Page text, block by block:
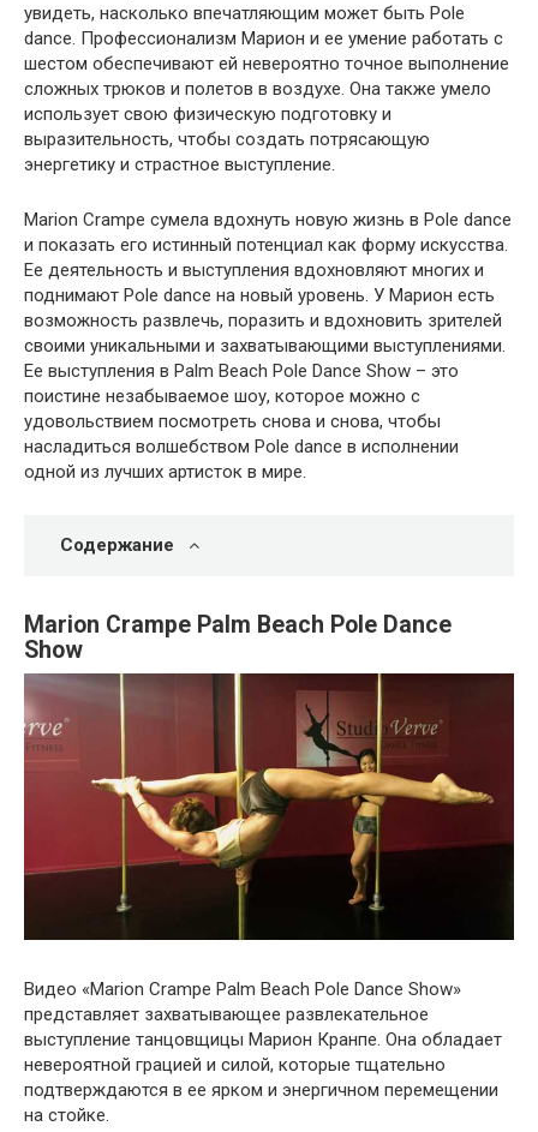
увидеть, насколько впечатляющим может быть Pole
dance. Профессионализм Марион и ее умение работать с
шестом обеспечивают ей невероятно точное выполнение
сложных трюков и полетов в воздухе. Она также умело
использует свою физическую подготовку и
выразительность, чтобы создать потрясающую
энергетику и страстное выступление.
Marion Crampe сумела вдохнуть новую жизнь в Pole dance
и показать его истинный потенциал как форму искусства.
Ее деятельность и выступления вдохновляют многих и
поднимают Pole dance на новый уровень. У Марион есть
возможность развлечь, поразить и вдохновить зрителей
своими уникальными и захватывающими выступлениями.
Ее выступления в Palm Beach Pole Dance Show – это
поистине незабываемое шоу, которое можно с
удовольствием посмотреть снова и снова, чтобы
насладиться волшебством Pole dance в исполнении
одной из лучших артисток в мире.
Содержание
Marion Crampe Palm Beach Pole Dance
Show
Видео «Marion Crampe Palm Beach Pole Dance Show»
представляет захватывающее развлекательное
выступление танцовщицы Марион Кранпе. Она обладает
невероятной грацией и силой, которые тщательно
подтверждаются в ее ярком и энергичном перемещении
на стойке.